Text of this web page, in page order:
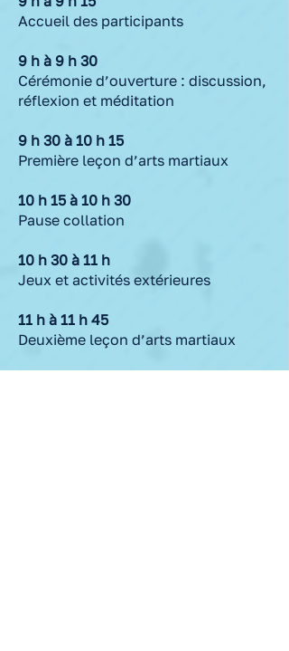
Accueil des participants
9 h à 9 h 30
Cérémonie d’ouverture : discussion,
réflexion et méditation
9 h 30 à 10 h 15
Première leçon d’arts martiaux
10 h 15 à 10 h 30
Pause collation
10 h 30 à 11 h
Jeux et activités extérieures
11 h à 11 h 45
Deuxième leçon d’arts martiaux